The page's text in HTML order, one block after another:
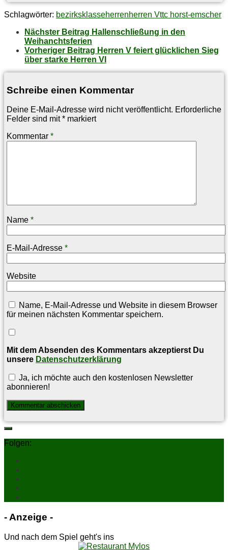
Schlagwörter: bezirksklasseherrenherren Vttc horst-emscher
Nächster Beitrag Hal­len­schlie­ßung in den
Weihanchtsferien
Vorheriger Beitrag Her­ren V fei­ert glück­li­chen Sieg
über star­ke Her­ren VI
Schreibe einen Kommentar
Deine E-Mail-Adresse wird nicht veröffentlicht. Erforderliche
Felder sind mit* markiert
Kommentar *
Name *
E-Mail-Adresse *
Website
Name, E-Mail-Adresse und Website in diesem Browser
für meinen nächsten Kommentar speichern.
Mit dem Absenden des Kommentars akzeptierst Du
unsere Datenschutzerklärung
Ja, ich möchte auch den kostenlosen Newsletter
abonnieren!
Folgen:
- An­zei­ge -
Und nach dem Spiel geht's ins